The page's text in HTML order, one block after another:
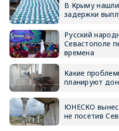
В Крыму нашли
задержки
Русский
Севастополе
времена
Какие
планируют
ЮНЕСКО
не посетив